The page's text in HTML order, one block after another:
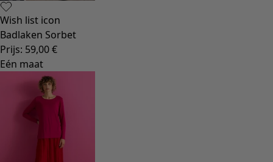
Wish list icon
Badlaken Sorbet
Prijs: 59,00 €
Eén maat